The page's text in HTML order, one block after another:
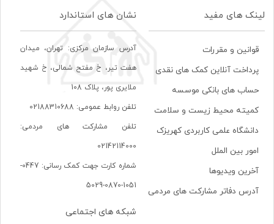
لینک های مفید
قوانین و مقررات
پرداخت آنلاین کمک های نقدی
حساب های بانکی موسسه
کمیته محیط زیست و سلامت
دانشگاه علمی کاربردی کهریزک
امور بین الملل
آخرین ویدیوها
آدرس دفاتر مشارکت های مردمی
نشان های استاندارد
آدرس سازمان مرکزی: تهران، ميدان
هفت تير، خ مفتح شمالی، خ شهيد
ملايری پور، پلاک 108
تلفن روابط عمومی: 02188310688
تلفن مشارکت های مردمی:
02142114000
شماره کارت جهت کمک رسانی: 0447-
1051-0870-5029
شبکه های اجتماعی